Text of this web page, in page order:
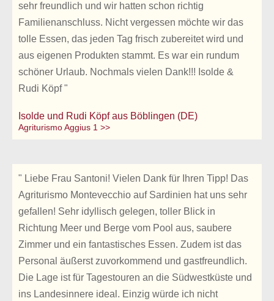
sehr freundlich und wir hatten schon richtig
Familienanschluss. Nicht vergessen möchte wir das
tolle Essen, das jeden Tag frisch zubereitet wird und
aus eigenen Produkten stammt. Es war ein rundum
schöner Urlaub. Nochmals vielen Dank!!! Isolde &
Rudi Köpf "
Isolde und Rudi Köpf aus Böblingen (DE)
Agriturismo Aggius 1 >>
" Liebe Frau Santoni! Vielen Dank für Ihren Tipp! Das
Agriturismo Montevecchio auf Sardinien hat uns sehr
gefallen! Sehr idyllisch gelegen, toller Blick in
Richtung Meer und Berge vom Pool aus, saubere
Zimmer und ein fantastisches Essen. Zudem ist das
Personal äußerst zuvorkommend und gastfreundlich.
Die Lage ist für Tagestouren an die Südwestküste und
ins Landesinnere ideal. Einzig würde ich nicht